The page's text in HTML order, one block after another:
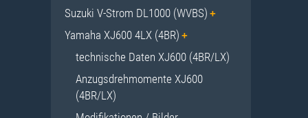
Suzuki V-Strom DL1000 (WVBS)
Yamaha XJ600 4LX (4BR)
technische Daten XJ600 (4BR/LX)
Anzugsdrehmomente XJ600
(4BR/LX)